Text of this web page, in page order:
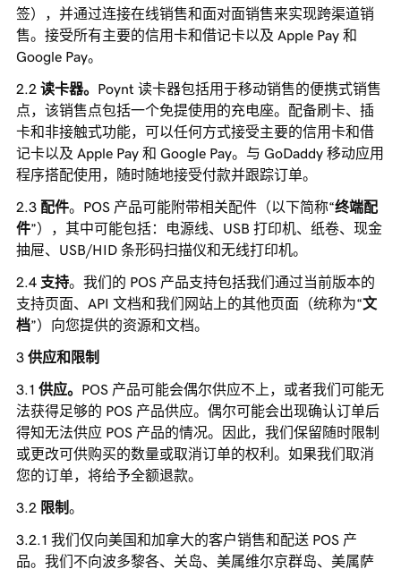
签），并通过连接在线销售和面对面销售来实现跨渠道销
售。接受所有主要的信用卡和借记卡以及 Apple Pay 和
Google Pay。
读卡器。 Poynt 读卡器包括用于移动销售的便携式销售
点，该销售点包括一个免提使用的充电座。配备刷卡、插
卡和非接触式功能，可以任何方式接受主要的信用卡和借
记卡以及 Apple Pay 和 Google Pay。与 GoDaddy 移动应用
程序搭配使用，随时随地接受付款并跟踪订单。
配件。POS 产品可能附带相关配件（以下简称“终端配
件”），其中可能包括：电源线、USB 打印机、纸卷、现金
抽屉、USB/HID 条形码扫描仪和无线打印机。
支持。我们的 POS 产品支持包括我们通过当前版本的
支持页面、API 文档和我们网站上的其他页面（统称为“文
档”）向您提供的资源和文档。
供应和限制
供应。 POS 产品可能会偶尔供应不上，或者我们可能无
法获得足够的 POS 产品供应。偶尔可能会出现确认订单后
得知无法供应 POS 产品的情况。因此，我们保留随时限制
或更改可供购买的数量或取消订单的权利。如果我们取消
您的订单，将给予全额退款。
限制 。
我们仅向美国和加拿大的客户销售和配送 POS 产
品。我们不向波多黎各、关岛、美属维尔京群岛、美属萨